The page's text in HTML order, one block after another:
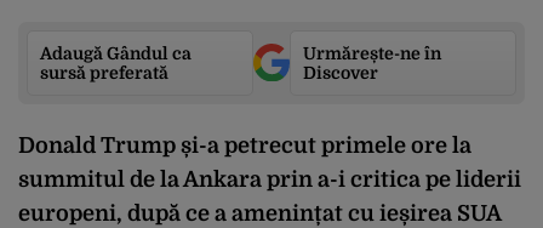
Adaugă Gândul ca
sursă preferată
Urmărește-ne în
Discover
Donald Trump și-a petrecut primele ore la
summitul de la Ankara prin a-i critica pe liderii
europeni, după ce a amenințat cu ieșirea SUA